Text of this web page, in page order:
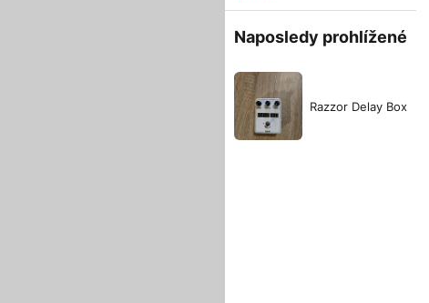
Naposledy prohlížené
Razzor Delay Box